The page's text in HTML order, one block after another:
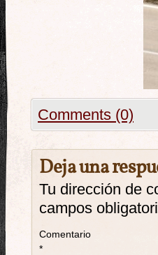
Comments (0)
Deja una
Tu dirección de
campos
Comentario
*